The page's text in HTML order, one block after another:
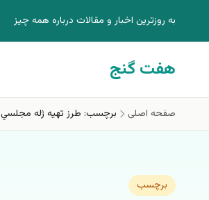
به روزترين اخبار و مقالات درباره همه چيز
هفت گنج
صفحه اصلی برچسب: طرز تهيه ژله مجلسي
برچسب